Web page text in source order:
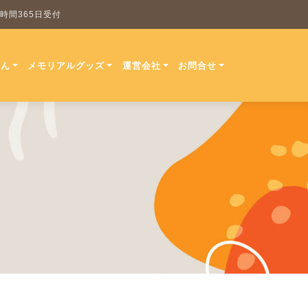
間365日受付
メモリアルグッズ 運営会社 お問合せ